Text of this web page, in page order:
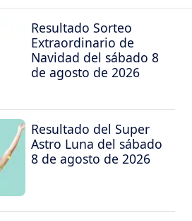
Resultado Sorteo
Extraordinario de
Navidad del sábado 8
de agosto de 2026
Resultado del Super
Astro Luna del sábado
8 de agosto de 2026